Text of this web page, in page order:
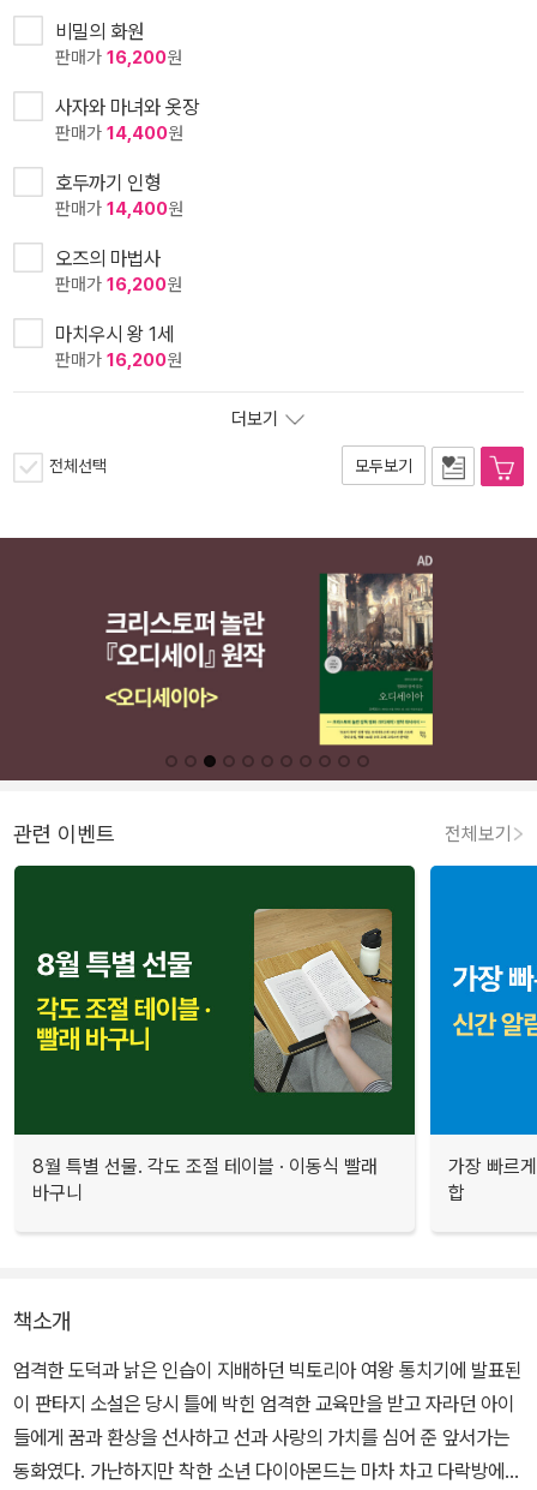
비밀의 화원
판매가 16,200원
사자와 마녀와 옷장
판매가 14,400원
호두까기 인형
판매가 14,400원
오즈의 마법사
판매가 16,200원
마치우시 왕 1세
판매가 16,200원
더보기
전체선택 모두보기
관련 이벤트 전체보기
8월 특별 선물. 각도 조절 테이블 · 이동식 빨래
바구니
가장 빠르
합
책소개
엄격한 도덕과 낡은 인습이 지배하던 빅토리아 여왕 통치기에 발표된
이 판타지 소설은 당시 틀에 박힌 엄격한 교육만을 받고 자라던 아이
들에게 꿈과 환상을 선사하고 선과 사랑의 가치를 심어 준 앞서가는
동화였다. 가난하지만 착한 소년 다이아몬드는 마차 차고 다락방에서